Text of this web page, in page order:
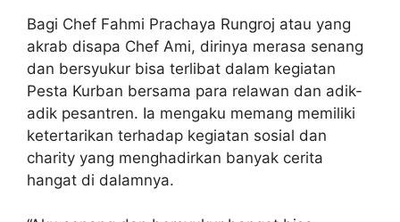
Bagi Chef Fahmi Prachaya Rungroj atau yang
akrab disapa Chef Ami, dirinya merasa senang
dan bersyukur bisa terlibat dalam kegiatan
Pesta Kurban bersama para relawan dan adik-
adik pesantren. Ia mengaku memang memiliki
ketertarikan terhadap kegiatan sosial dan
charity yang menghadirkan banyak cerita
hangat di dalamnya.